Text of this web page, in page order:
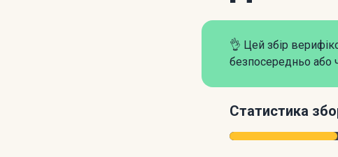
👌 Цей збір
безпосередньо або
Статистика